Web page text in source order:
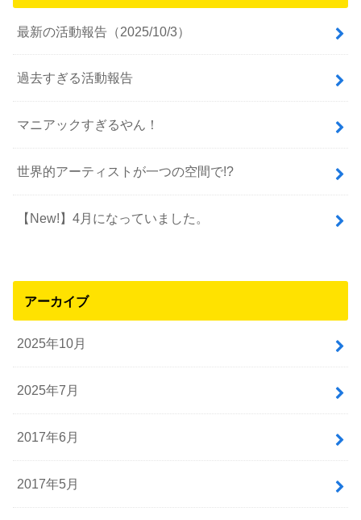
最新の活動報告（2025/10/3）
過去すぎる活動報告
マニアックすぎるやん！
世界的アーティストが一つの空間で!?
【New!】4月になっていました。
アーカイブ
2025年10月
2025年7月
2017年6月
2017年5月